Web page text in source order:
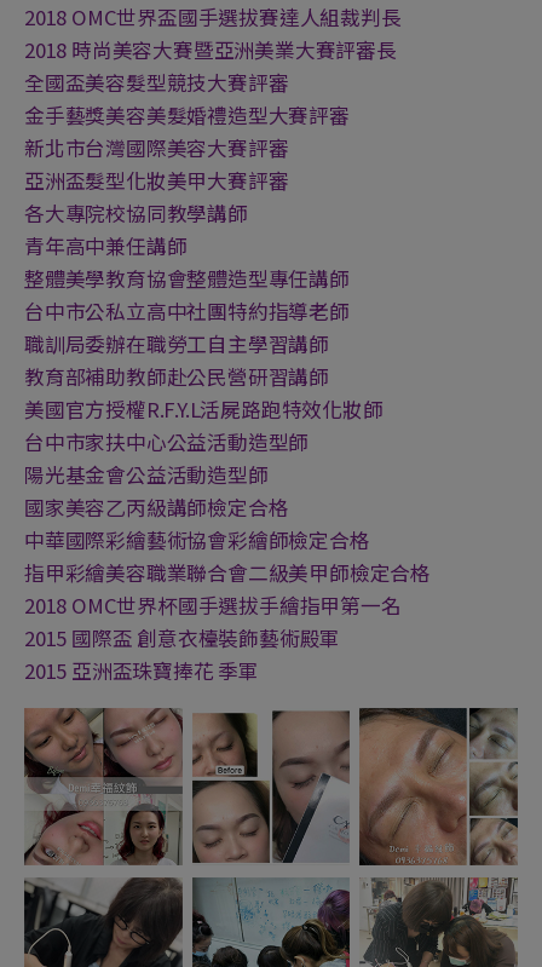
2018 OMC世界盃國手選拔賽達人組裁判長
2018 時尚美容大賽暨亞洲美業大賽評審長
全國盃美容髮型競技大賽評審
金手藝獎美容美髮婚禮造型大賽評審
新北市台灣國際美容大賽評審
亞洲盃髮型化妝美甲大賽評審
各大專院校協同教學講師
青年高中兼任講師
整體美學教育協會整體造型專任講師
台中市公私立高中社團特約指導老師
職訓局委辦在職勞工自主學習講師
教育部補助教師赴公民營研習講師
美國官方授權R.F.Y.L活屍路跑特效化妝師
台中市家扶中心公益活動造型師
陽光基金會公益活動造型師
國家美容乙丙級講師檢定合格
中華國際彩繪藝術協會彩繪師檢定合格
指甲彩繪美容職業聯合會二級美甲師檢定合格
2018 OMC世界杯國手選拔手繪指甲第一名
2015 國際盃 創意衣檯裝飾藝術殿軍
2015 亞洲盃珠寶捧花 季軍